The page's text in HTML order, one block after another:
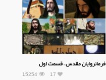
فرمانروایان مقدس – قسمت اول
15254 17